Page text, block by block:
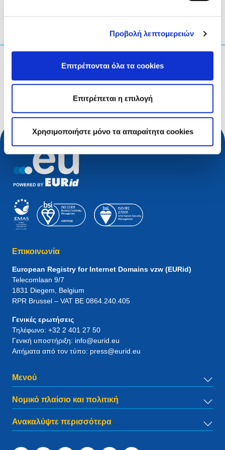
Προβολή λεπτομερειών
Επιτρέπονται όλα τα cookies
Επιτρέπεται η επιλογή
Χρησιμοποιήστε μόνο τα απαραίτητα cookies
Τι ψάχνετε;
Ερώτηση αναζήτησης
Επικοινωνία
European Registry for Internet Domains vzw (EURid)
Telecomlaan 9/7
1831 Diegem , Belgium
RPR Brussel – VAT BE 0864.240.405
Γενικές ερωτήσεις
Τηλέφωνο: +32 2 401 27 50
Γενική υποστήριξη: info@eurid.eu
Αιτήματα από τον τύπο: press@eurid.eu
Μενού
Νομικό πλαίσιο και πολιτική
Ανακαλύψτε περισσότερα